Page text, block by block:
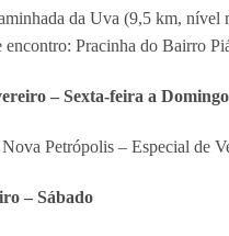
da Uva (9,5 km, nível
encontro: Pracinha do Bairro
– Sexta-feira a Domingo
Petrópolis – Especial de
– Sábado